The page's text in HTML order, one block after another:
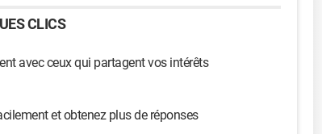
CLICS
avec ceux qui partagent vos intérêts
et obtenez plus de réponses